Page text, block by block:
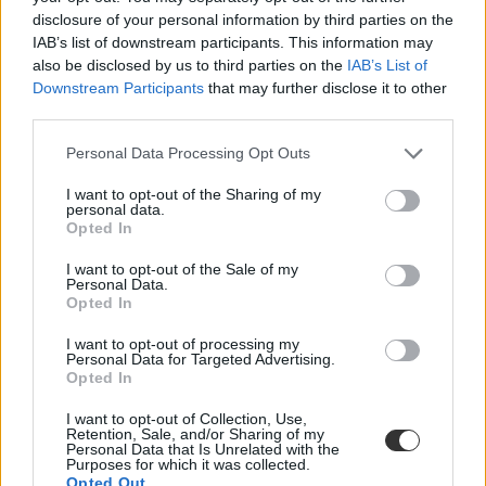
disclosure of your personal information by third parties on the
IAB’s list of downstream participants. This information may
also be disclosed by us to third parties on the IAB’s List of
Downstream Participants that may further disclose it to other
Personal Data Processing Opt Outs
I want to opt-out of the Sharing of my
personal data.
Opted In
I want to opt-out of the Sale of my
Personal Data.
Opted In
I want to opt-out of processing my
Personal Data for Targeted Advertising.
Opted In
I want to opt-out of Collection, Use,
Retention, Sale, and/or Sharing of my
Personal Data that Is Unrelated with the
Purposes for which it was collected.
Opted Out
felvételi többletpontok
honvédség
minimumponthatár
minimumponthatárok